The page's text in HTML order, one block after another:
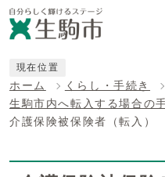
現在位置
ホーム くらし・手続き
生駒市内へ転入する場合の
介護保険被保険者（転入）